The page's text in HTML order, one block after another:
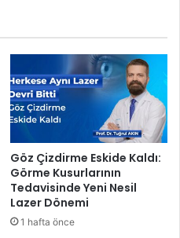
Göz Çizdirme Eskide Kaldı:
Görme Kusurlarının
Tedavisinde Yeni Nesil
Lazer Dönemi
1 hafta önce